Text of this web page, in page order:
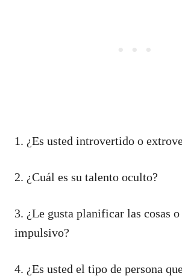
1. ¿Es usted introvertido o
2. ¿Cuál es su talento oculto?
3. ¿Le gusta planificar las cosas o
impulsivo?
4. ¿Es usted el tipo de persona